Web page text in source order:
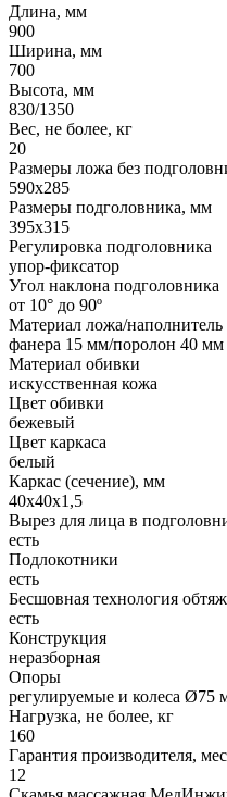
Длина, мм
900
Ширина, мм
700
Высота, мм
830/1350
Вес, не более, кг
20
Размеры ложа без
590x285
Размеры подголовника, мм
395x315
Регулировка подголовника
упор-фиксатор
Угол наклона подголовника
от 10° до 90º
Материал ложа/наполнитель
фанера 15 мм/поролон 40 мм
Материал обивки
искусственная кожа
Цвет обивки
бежевый
Цвет каркаса
белый
Каркас (сечение), мм
40x40x1,5
Вырез для лица в
есть
Подлокотники
есть
Бесшовная технология
есть
Конструкция
неразборная
Опоры
регулируемые и колеса Ø75
Нагрузка, не более, кг
160
Гарантия производителя,
12